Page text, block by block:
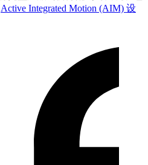
Active Integrated Motion (AIM) 设